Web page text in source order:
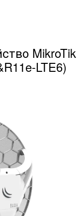
MikroTik
LTE6)